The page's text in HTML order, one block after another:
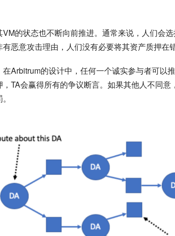
的状态也不断向前推进。通常来说，人们会
恶意攻击理由，人们没有必要将其资产质押在
Arbitrum的设计中，任何一个诚实参与者可以
TA会赢得所有的争议断言。如果其他人不同